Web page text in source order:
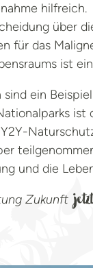
hilfreich.
über
für das
ist
sind ein
ist
und die
Zukunft